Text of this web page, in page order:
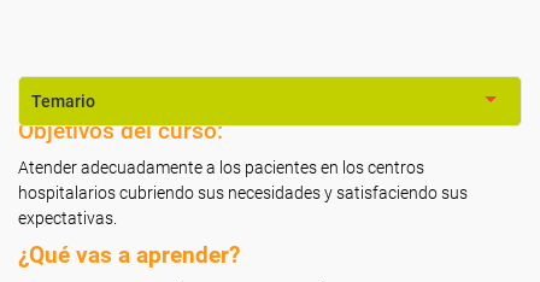
Temario
Objetivos del curso:
Atender adecuadamente a los pacientes en los centros
hospitalarios cubriendo sus necesidades y satisfaciendo sus
expectativas.
¿Qué vas a aprender?